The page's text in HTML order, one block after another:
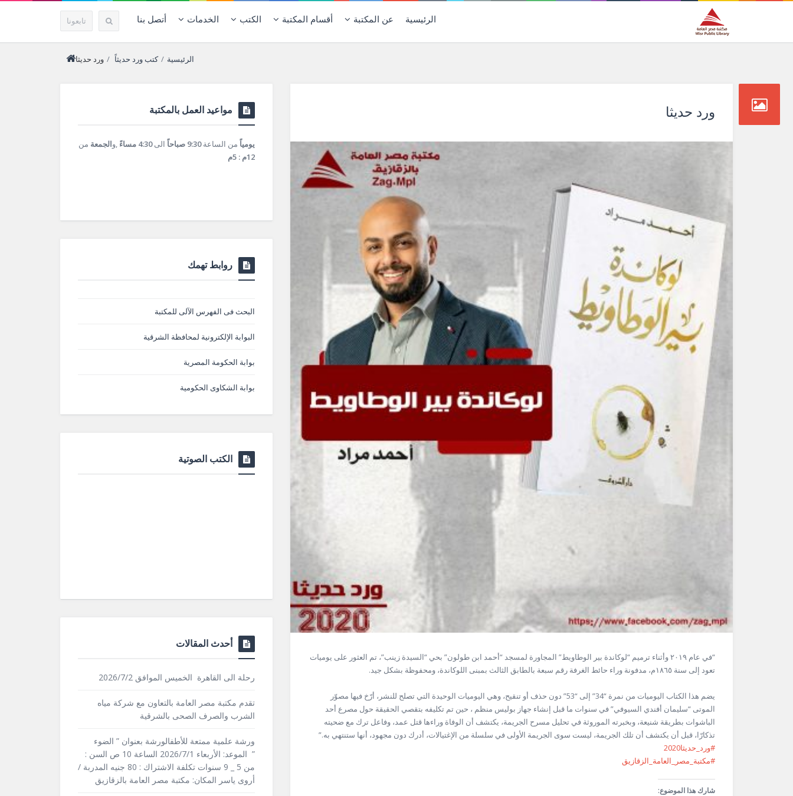
تابعونا الرئيسية عن المكتبة أقسام المكتبة الكتب الخدمات أتصل بنا
الرئيسية / كتبورد حديثاً / ورد حديثا
ورد حديثا
“في عام ٢٠١٩ وأثناء ترميم “لوكاندة بير الوطاويط” المجاورة لمسجد “أحمد ابن طولون” بحي “السيدة زينب”، تم العثور على يوميات
تعود إلى سنة ١٨٦٥م، مدفونة وراء حائط الغرفة رقم سبعة بالطابق الثالث بمبنى اللوكاندة، ومحفوظة بشكل جيد.
يضم هذا الكتاب اليوميات من نمرة “34” إلى “53” دون حذف أو تنقيح، وهي اليوميات الوحيدة التي تصلح للنشر، أرّخ فيها مصوّر
الموتى “سليمان أفندي السيوفي” في سنوات ما قبل إنشاء جهاز بوليس منظم ، حين تم تكليفه بتقصي الحقيقة حول مصرع أحد
الباشوات بطريقة شنيعة، وبخبرته الموروثة في تحليل مسرح الجريمة، يكتشف أن الوفاة وراءها قتل عمد، وفاعل ترك مع ضحيته
تذكارّا، قبل أن يكتشف أن تلك الجريمة، ليست سوى الجريمة الأولى في سلسلة من الإغتيالات، أدرك دون مجهود، أنها ستنتهي به.”
#ورد_حديثا2020
#مكتبة_مصر_العامة_الزقازيق
شارك هذا الموضوع:
مواعيد العمل بالمكتبة
يومياً من الساعة9:30 صباحاً الى4:30 مساءً ,والجمعة من
12م : 5م
روابط تهمك
البحث فى الفهرس الآلى للمكتبة
البوابة الإلكترونية لمحافظة الشرقية
بوابة الحكومة المصرية
بوابة الشكاوى الحكومية
الكتب الصوتية
أحدث المقالات
رحلة الى القاهرة الخميس الموافق 2026/7/2
تقدم مكتبة مصر العامة بالتعاون مع شركة مياه
الشرب والصرف الصحى بالشرقية
ورشة علمية ممتعة للأطفالورشة بعنوان ” الضوء
” الموعد: الأربعاء 2026/7/1 الساعة 10 ص السن :
من 5 _ 9 سنوات تكلفة الاشتراك : 80 جنيه المدربة /
أروى ياسر المكان: مكتبة مصر العامة بالزقازيق